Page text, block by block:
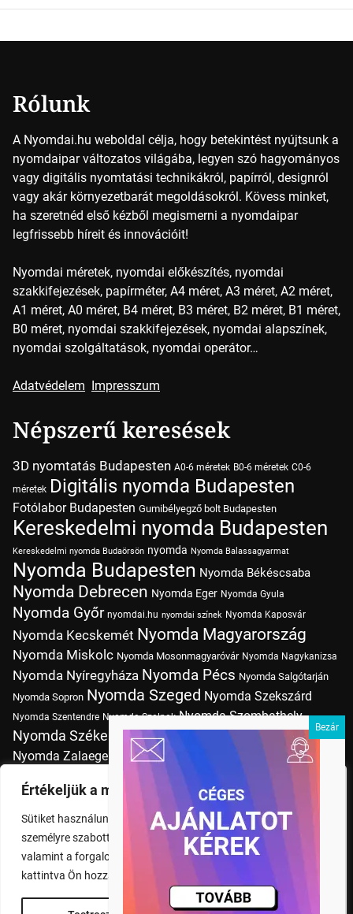
Értékeljük a magánéletét
Sütiket használunk a böngészési élmény fokozására,
személyre szabott hirdetések vagy tartalmak megjelenítésére,
valamint a forgalom elemzésére. A "Mindent elfogad" gombra
kattintva Ön hozzájárul a cookie-k használatához.
Rólunk
A Nyomdai.hu weboldal célja, hogy betekintést nyújtsunk a
nyomdaipar változatos világába, legyen szó hagyományos
vagy digitális nyomtatási technikákról, papírról, designról
vagy akár környezetbarát megoldásokról. Kövess minket,
ha szeretnéd első kézből megismerni a nyomdaipar
legfrissebb híreit és innovációit!
Nyomdai méretek, nyomdai előkészítés, nyomdai
szakkifejezések, papírméter, A4 méret, A3 méret, A2 méret,
A1 méret, A0 méret, B4 méret, B3 méret, B2 méret, B1 méret,
B0 méret, nyomdai szakkifejezések, nyomdai alapszínek,
nyomdai szolgáltatások, nyomdai operátor…
Adatvédelem Impresszum
Népszerű keresések
3D nyomtatás Budapesten A0-6 méretek B0-6 méretek C0-6
méretek Digitális nyomda Budapesten
Fotólabor Budapesten Gumibélyegző bolt Budapesten
Kereskedelmi nyomda Budapesten
Kereskedelmi nyomda Budaörsön nyomda Nyomda Balassagyarmat
Nyomda Budapesten Nyomda Békéscsaba
Nyomda Debrecen Nyomda Eger Nyomda Gyula
Nyomda Győr nyomdai.hu nyomdai színek Nyomda Kaposvár
Nyomda Kecskemét Nyomda Magyarország
Nyomda Miskolc Nyomda Mosonmagyaróvár Nyomda Nagykanizsa
Nyomda Nyíregyháza Nyomda Pécs Nyomda Salgótarján
Nyomda Sopron Nyomda Szeged Nyomda Szekszárd
Nyomda Szentendre Nyomda Szolnok Nyomda Szombathely
Nyomda Székesfehérvár Nyomda Tatabánya Nyomda Vác
Nyomda Zalaegerszeg Nyomda Érd nyomtatás
Nyomtatás Budapesten
Pólónyomtatás Budapesten Szitanyomda Budapesten
Tudásbázis